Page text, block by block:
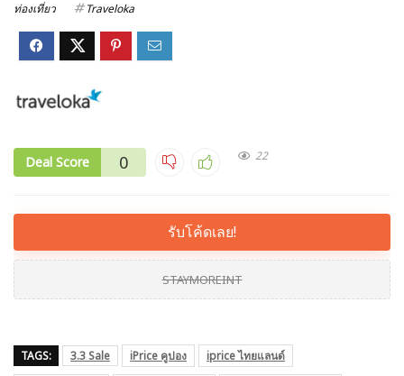
ท่องเที่ยว Traveloka
Deal Score 0 22
รับโค้ดเลย!
STAYMOREINT
TAGS: 3.3 Sale iPrice คูปอง
iprice ไทยแลนด์